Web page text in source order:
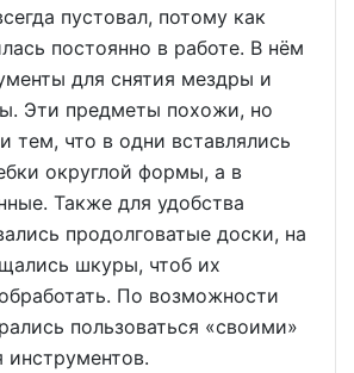
пустовал, потому как
постоянно в работе. В нём
для снятия мездры и
Эти предметы похожи, но
тем, что в одни вставлялись
округлой формы, а в
Также для удобства
продолговатые доски, на
шкуры, чтоб их
По возможности
пользоваться «своими»